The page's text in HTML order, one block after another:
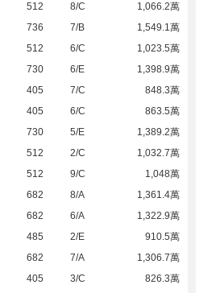
512 8/C
1,066.2萬
736 7/B
1,549.1萬
512 6/C
1,023.5萬
730 6/E
1,398.9萬
405 7/C
848.3萬
405 6/C
863.5萬
730 5/E
1,389.2萬
512 2/C
1,032.7萬
512 9/C
1,048萬
682 8/A
1,361.4萬
682 6/A
1,322.9萬
485 2/E
910.5萬
682 7/A
1,306.7萬
405 3/C
826.3萬